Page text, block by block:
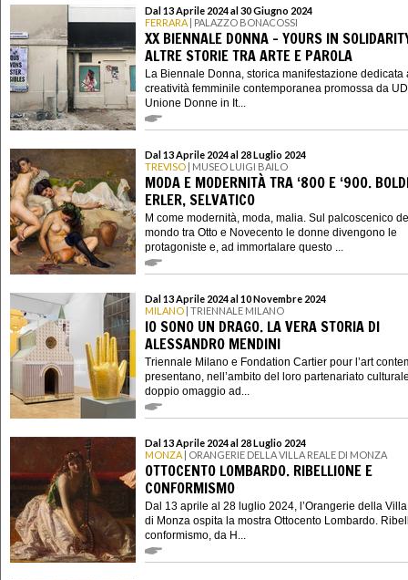
Dal 13 Aprile 2024 al 30 Giugno 2024
FERRARA | PALAZZO BONACOSSI
XX BIENNALE DONNA - YOURS IN
ALTRE STORIE TRA ARTE E PAROLA
La Biennale Donna, storica manifestazione dedicata
creatività femminile contemporanea promossa da
Unione Donne in It...
Dal 13 Aprile 2024 al 28 Luglio 2024
TREVISO | MUSEO LUIGI BAILO
MODA E MODERNITÀ TRA ‘800 E ‘900.
ERLER, SELVATICO
M come modernità, moda, malia. Sul palcoscenico
mondo tra Otto e Novecento le donne divengono le
protagoniste e, ad immortalare questo ...
Dal 13 Aprile 2024 al 10 Novembre 2024
MILANO | TRIENNALE MILANO
IO SONO UN DRAGO. LA VERA STORIA DI
ALESSANDRO MENDINI
Triennale Milano e Fondation Cartier pour l’art
presentano, nell’ambito del loro partenariato
doppio omaggio ad...
Dal 13 Aprile 2024 al 28 Luglio 2024
MONZA | ORANGERIE DELLA VILLA REALE DI MONZA
OTTOCENTO LOMBARDO. RIBELLIONE E
CONFORMISMO
Dal 13 aprile al 28 luglio 2024, l’Orangerie della
di Monza ospita la mostra Ottocento Lombardo.
conformismo, da H...